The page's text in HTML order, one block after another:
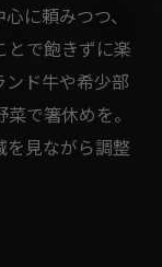
に頼みつつ、
とで飽きずに楽
ンド牛や希少部
で箸休めを。
を見ながら調整